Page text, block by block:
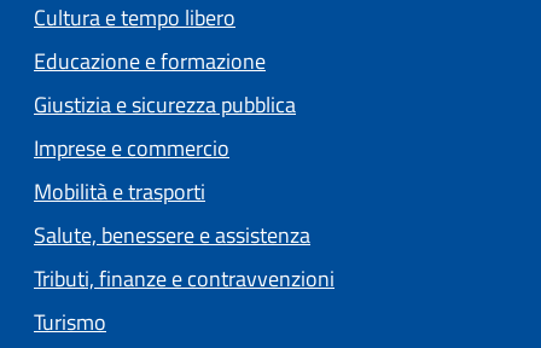
Cultura e tempo libero
Educazione e formazione
Giustizia e sicurezza pubblica
Imprese e commercio
Mobilità e trasporti
Salute, benessere e assistenza
Tributi, finanze e contravvenzioni
Turismo